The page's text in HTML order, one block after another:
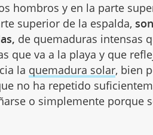
hombros y en la parte
superior de la espalda,
de quemaduras intensas
que va a la playa y que
la quemadura solar, bien
no ha repetido
o simplemente porque